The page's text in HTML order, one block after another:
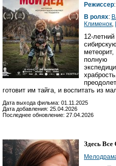
Режиссер:
В ролях:
Клименок,
12-
полную
готовит им тайга, и воспитать из
Дата выхода фильма: 01.11.2025
Дата добавления: 25.04.2026
Последнее обновление: 27.04.2026
Здесь Все